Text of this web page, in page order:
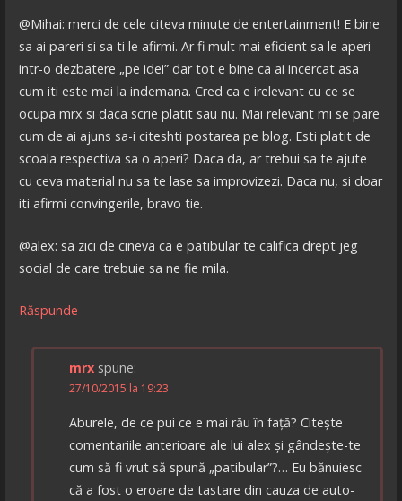
@Mihai: merci de cele citeva minute de entertainment! E bine
sa ai pareri si sa ti le afirmi. Ar fi mult mai eficient sa le aperi
intr-o dezbatere „pe idei” dar tot e bine ca ai incercat asa
cum iti este mai la indemana. Cred ca e irelevant cu ce se
ocupa mrx si daca scrie platit sau nu. Mai relevant mi se pare
cum de ai ajuns sa-i citeshti postarea pe blog. Esti platit de
scoala respectiva sa o aperi? Daca da, ar trebui sa te ajute
cu ceva material nu sa te lase sa improvizezi. Daca nu, si doar
iti afirmi convingerile, bravo tie.
@alex: sa zici de cineva ca e patibular te califica drept jeg
social de care trebuie sa ne fie mila.
Răspunde
mrx spune:
27/10/2015 la 19:23
Aburele, de ce pui ce e mai rău în față? Citește
comentariile anterioare ale lui alex și gândește-te
cum să fi vrut să spună „patibular”?… Eu bănuiesc
că a fost o eroare de tastare din cauza de auto-